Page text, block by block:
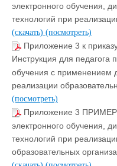
электронного обучения,
технологий при
(скачать) (посмотреть)
Приложение 3 к
Инструкция для педагога
обучения с применением
реализации
(посмотреть)
Приложение 3
электронного обучения,
технологий при
образовательных